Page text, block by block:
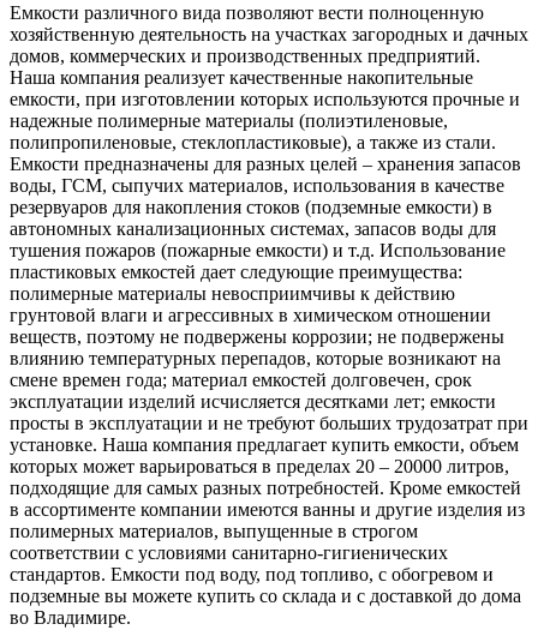
Емкости различного вида позволяют вести полноценную
хозяйственную деятельность на участках загородных и дачных
домов, коммерческих и производственных предприятий.
Наша компания реализует качественные накопительные
емкости, при изготовлении которых используются прочные и
надежные полимерные материалы (полиэтиленовые,
полипропиленовые, стеклопластиковые), а также из стали.
Емкости предназначены для разных целей – хранения запасов
воды, ГСМ, сыпучих материалов, использования в качестве
резервуаров для накопления стоков (подземные емкости) в
автономных канализационных системах, запасов воды для
тушения пожаров (пожарные емкости) и т.д. Использование
пластиковых емкостей дает следующие преимущества:
полимерные материалы невосприимчивы к действию
грунтовой влаги и агрессивных в химическом отношении
веществ, поэтому не подвержены коррозии; не подвержены
влиянию температурных перепадов, которые возникают на
смене времен года; материал емкостей долговечен, срок
эксплуатации изделий исчисляется десятками лет; емкости
просты в эксплуатации и не требуют больших трудозатрат при
установке. Наша компания предлагает купить емкости, объем
которых может варьироваться в пределах 20 – 20000 литров,
подходящие для самых разных потребностей. Кроме емкостей
в ассортименте компании имеются ванны и другие изделия из
полимерных материалов, выпущенные в строгом
соответствии с условиями санитарно-гигиенических
стандартов. Емкости под воду, под топливо, с обогревом и
подземные вы можете купить со склада и с доставкой до дома
во Владимире.